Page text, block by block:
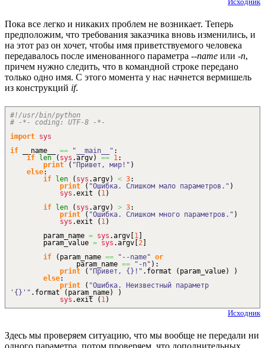
Пока все легко и никаких проблем не возникает. Теперь
предположим, что требования заказчика вновь изменились, и
на этот раз он хочет, чтобы имя приветствуемого человека
передавалось после именованного параметра --name или -n,
причем нужно следить, что в командной строке передано
только одно имя. С этого момента у нас начнется вермишель
из конструкций if.
#!/usr/bin/python
# -*- coding: UTF-8 -*-
import sys
if __name__ == "__main__" :
if len ( sys .argv) == 1 :
print
( "Привет, мир!" )
else:
if len ( sys .argv) < 3:
print
( "Ошибка. Слишком мало параметров." )
sys .exit ( 1 )
if len ( sys .argv) > 3:
print
( "Ошибка. Слишком много параметров." )
sys .exit ( 1 )
param_name = sys .argv [1 ]
param_value = sys .argv [2]
if
( param_name == "--name" or
param_name == "-n" ) :
print
( "Привет, {}!" . format ( param_value)
)
else:
print
( "Ошибка. Неизвестный параметр
'{}'" . format ( param_name)
)
sys .exit ( 1 )
Исходник
Здесь мы проверяем ситуацию, что мы вообще не передали ни
одного параметра, потом проверяем, что дополнительных